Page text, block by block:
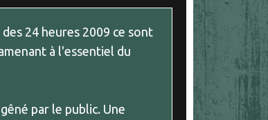
24 heures 2009 ce sont
à l'essentiel du
par le public. Une